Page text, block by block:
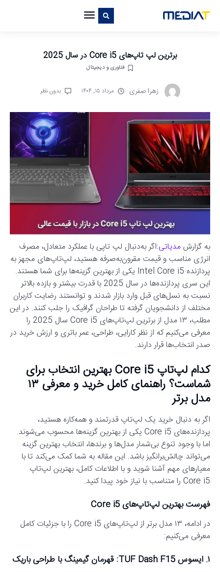
برترین لپ تاپ‌های Core i5 در سال 2025
فناوری و دیجیتال
زهرا صفری مرداد ۱۵, ۱۴۰۴ بدون نظر
به گزارشمدیاتی:اگر به‌دنبال لپ تاپی با عملکرد متعادل، مصرف
انرژی مناسب و قیمت مقرون‌به‌صرفه هستید، لپ‌تاپ‌های مجهز به
پردازنده Intel Core i5 یکی از بهترین گزینه‌ها برای شما هستند.
این سری پردازنده‌ها در سال 2025 با قدرت بیشتر و بازده بالاتر
نسبت به نسل‌های قبل وارد بازار شدند و توانستند رضایت کاربران
مختلف از دانشجویان گرفته تا طراحان گرافیک را جلب کنند. در این
مطلب، ۱۳ مدل از برترین لپ‌تاپ‌های Core i5 سال 2025 را
معرفی می‌کنیم که از نظر کارایی، طراحی، عمر باتری و ارزش خرید در
صدر انتخاب‌ها قرار دارند.
کدام لپ‌تاپ Core i5 بهترین انتخاب برای
شماست؟ راهنمای کامل خرید و معرفی ۱۳
مدل برتر
اگر به دنبال خرید یک لپ‌تاپ قدرتمند و همه‌کاره هستید،
پردازنده‌های Core i5 یکی از بهترین گزینه‌ها محسوب می‌شوند.
اما با وجود تنوع بی‌شمار مدل‌ها و برندها، انتخاب بهترین گزینه
می‌تواند چالش‌برانگیز باشد. این مقاله به شما کمک می‌کند تا با
معیارهای مهم آشنا شوید و با اطلاعات کامل، بهترین لپ‌تاپ
Core i5 را متناسب با نیاز خود پیدا کنید.
فهرست بهترین لپ‌تاپ‌های Core i5
در ادامه، ۱۳ مدل برتر از لپ‌تاپ‌های Core i5 را با جزئیات کامل
معرفی می‌کنیم:
۱. ایسوس TUF Dash F15: قهرمان گیمینگ با طراحی باریک